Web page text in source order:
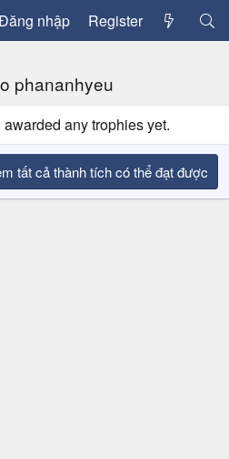
nhập Register
phananhyeu
any trophies yet.
tất cả thành tích có thể đạt được